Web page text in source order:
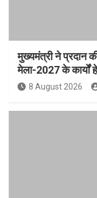
मुख्यमंत्री ने प्रदान
मेला-2027 के कार्यों
8 August 2026